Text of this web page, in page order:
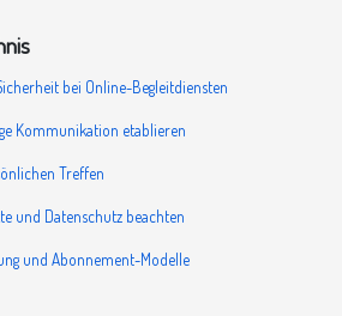
bei Online-Begleitdiensten
Kommunikation etablieren
Treffen
und Datenschutz beachten
und Abonnement-Modelle